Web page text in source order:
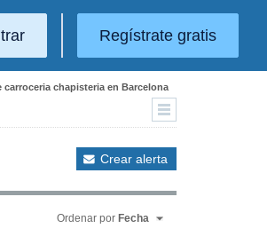
Regístrate gratis
chapisteria en Barcelona
Crear alerta
Ordenar por Fecha